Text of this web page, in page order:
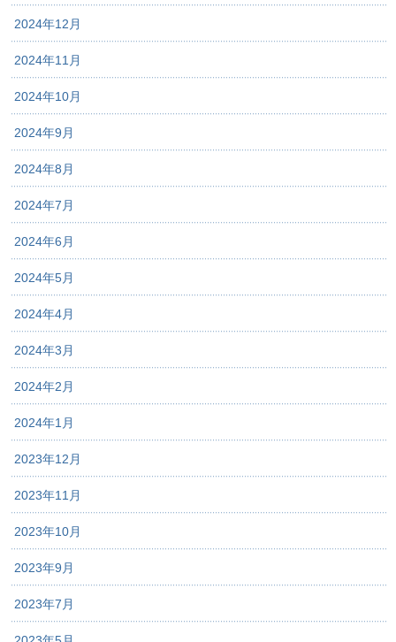
2024年12月
2024年11月
2024年10月
2024年9月
2024年8月
2024年7月
2024年6月
2024年5月
2024年4月
2024年3月
2024年2月
2024年1月
2023年12月
2023年11月
2023年10月
2023年9月
2023年7月